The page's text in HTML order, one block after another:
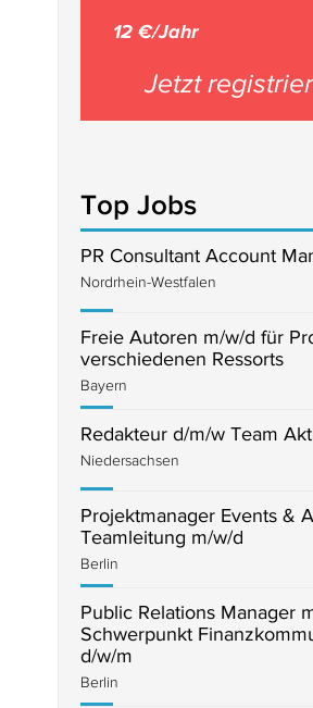
12 €/Jahr
Jetzt
Top Jobs
PR Consultant Account
Nordrhein-Westfalen
Freie Autoren m/w/d für
verschiedenen Ressorts
Bayern
Redakteur d/m/w Team
Niedersachsen
Projektmanager Events &
Teamleitung m/w/d
Berlin
Public Relations Manager
Schwerpunkt
d/w/m
Berlin